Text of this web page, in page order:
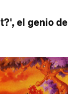
el genio de